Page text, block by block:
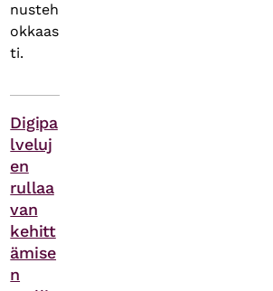
nusteh
okkaas
ti.
Digipa
lveluj
en
rullaa
van
kehitt
ämise
n